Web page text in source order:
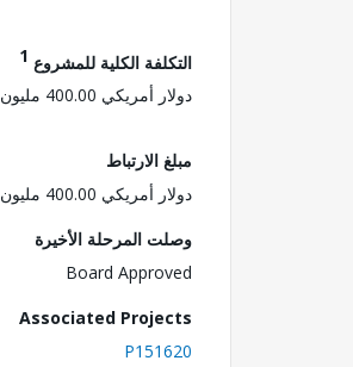
التكلفة الكلية للمشروع 1
دولار أمريكي 400.00 مليون
مبلغ الارتباط
دولار أمريكي 400.00 مليون
وصلت المرحلة الأخيرة
Board Approved
Associated Projects
P151620